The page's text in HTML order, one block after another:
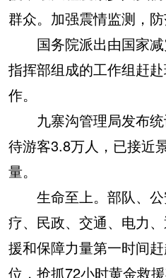
群众。加强震情监测，防
国务院派出由国家减
指挥部组成的工作组赶
作。
九寨沟管理局发布统
待游客3.8万人，已接近
量。
生命至上。部队、公
疗、民政、交通、电力
援和保障力量第一时间
位，抢抓72小时黄金救援